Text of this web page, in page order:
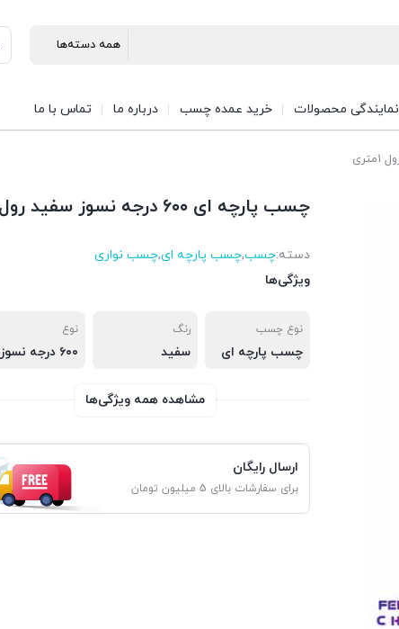
نمایندگی محصولات خرید عمده چسب درباره ما تماس با ما
چسب پارچه ای ۶۰۰ درجه نسوز سفید رول ۱متری
دسته:چسب,چسب پارچه ای,چسب نواری
ویژگی‌ها
نوع چسب
چسب پارچه ای
رنگ
سفید
نوع
۶۰۰ درجه نسوز
مشاهده همه ویژگی‌ها
ارسال رایگان
برای سفارشات بالای 5 میلیون تومان